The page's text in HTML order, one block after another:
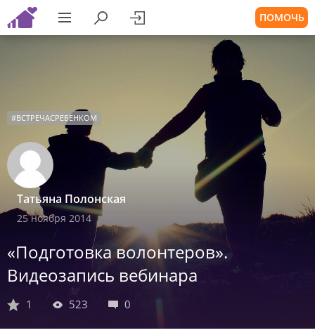
ПОМОЧЬ
#ВСТРЕЧАСРЕБЕНКОМ
Татьяна Полонская
25 ноября 2014
«Подготовка волонтеров».
Видеозапись вебинара
1 523 0